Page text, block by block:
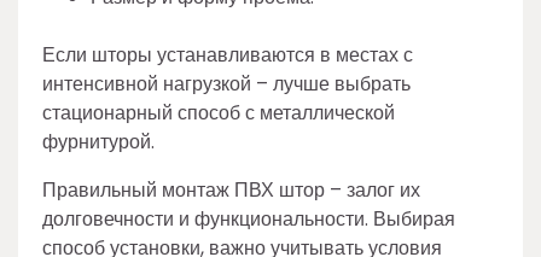
Если шторы устанавливаются в местах с
интенсивной нагрузкой – лучше выбрать
стационарный способ с металлической
фурнитурой.
Правильный монтаж ПВХ штор – залог их
долговечности и функциональности. Выбирая
способ установки, важно учитывать условия